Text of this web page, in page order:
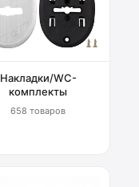
Накладки/WC-
комплекты
658 товаров